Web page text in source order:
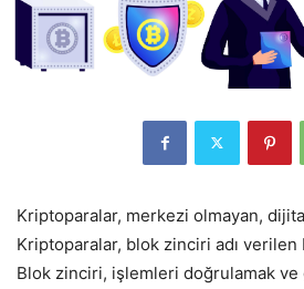
Kriptoparalar, merkezi olmayan,
Kriptoparalar, blok zinciri adı verilen
Blok zinciri, işlemleri doğrulamak ve